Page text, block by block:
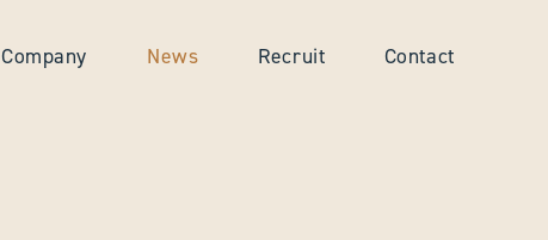
Company News Recruit Contact